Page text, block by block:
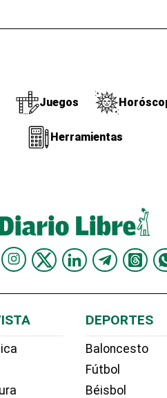
Juegos
Herramientas
DEPORTES
Baloncesto
Fútbol
Béisbol